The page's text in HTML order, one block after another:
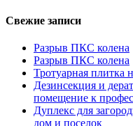
Свежие записи
Разрыв ПКС колена
Разрыв ПКС колена
Тротуарная плитка
Дезинсекция и
помещение к
Дуплекс для
дом и поселок